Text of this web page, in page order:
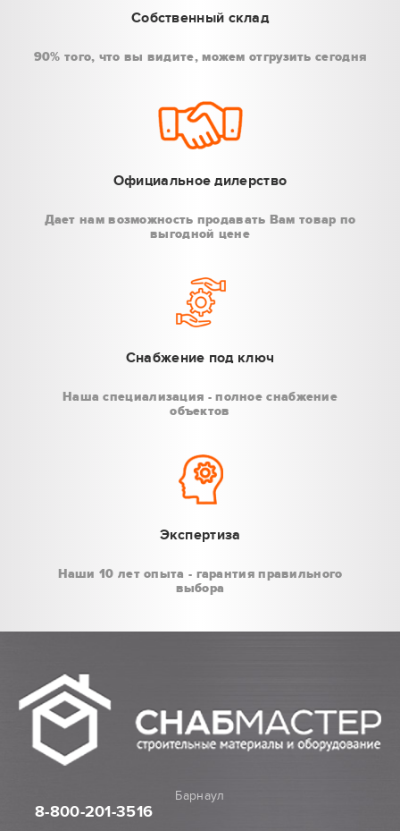
Собственный склад
90% того, что вы видите, можем отгрузить сегодня
Официальное дилерство
Дает нам возможность продавать Вам товар по
выгодной цене
Снабжение под ключ
Наша специализация - полное снабжение
объектов
Экспертиза
Наши 10 лет опыта - гарантия правильного
выбора
Барнаул
8-800-201-3516